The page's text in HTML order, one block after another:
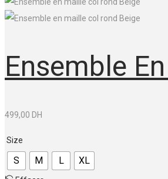
Ensemble
499,00 DH
Size
S M L XL